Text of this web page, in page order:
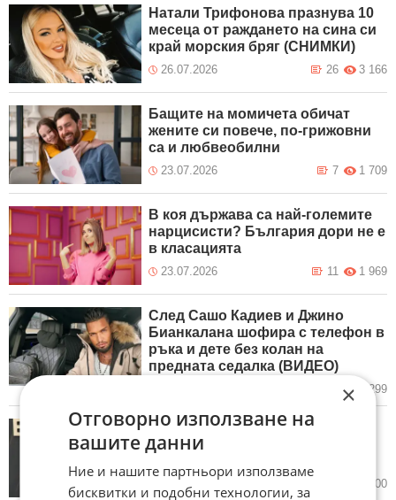
Натали Трифонова празнува 10
месеца от раждането на сина си
край морския бряг (СНИМКИ)
26.07.2026 3 166
26
Бащите на момичета обичат
жените си повече, по-грижовни
са и любвеобилни
23.07.2026 1 709
7
В коя държава са най-големите
нарцисисти? България дори не е
в класацията
23.07.2026 1 969
11
След Сашо Кадиев и Джино
Бианкалана шофира с телефон в
ръка и дете без колан на
предната седалка (ВИДЕО)
2 299
43-годишната Ан Хатауей и
съпругът ѝ били шокирани от
16.07.2026 3 200
×
Отговорно използване на
вашите данни
Ние и нашите партньори използваме
бисквитки и подобни технологии, за